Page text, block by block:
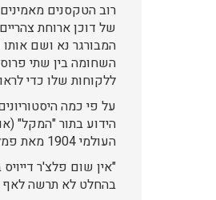
של דוכן ארוחת
המבורגר נא ושם
השחומה בין שתי
ללקוחות שלו כדי
על פי כמה
הידוע בתור "המקל"
העולמי 1904 מאת פמלה ג'. וואקארו:
בהחלט לא תרשה לאף